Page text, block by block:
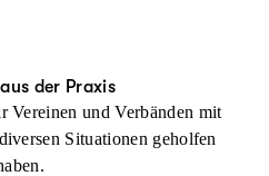
der Praxis
Vereinen und Verbänden mit
Situationen geholfen